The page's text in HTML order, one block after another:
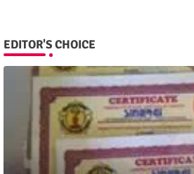
EDITOR'S CHOICE